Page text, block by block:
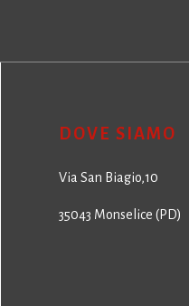
DOVE SIAMO
Via San Biagio,10
35043 Monselice (PD)